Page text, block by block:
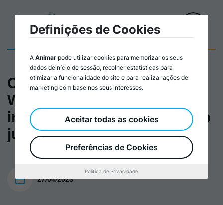
Cartaz 03 nov. 2022 Ciclo de
Webinários: Práticas
inspiradoras de participação
juvenil nas comunidades
27/04/2023
Definições de Cookies
A Animar pode utilizar cookies para memorizar os seus
dados deinício de sessão, recolher estatísticas para
otimizar a funcionalidade do site e para realizar ações de
marketing com base nos seus interesses.
Preferências de Cookies
Aceitar todas as cookies
Política de Privacidade